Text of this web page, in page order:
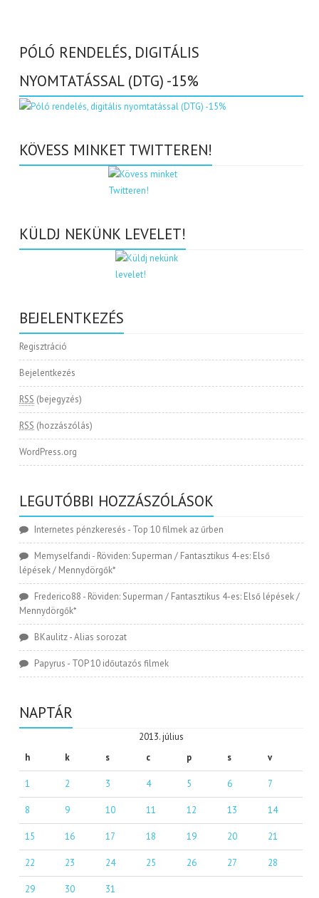
PÓLÓ RENDELÉS, DIGITÁLIS
NYOMTATÁSSAL (DTG) -15%
KÖVESS MINKET TWITTEREN!
KÜLDJ NEKÜNK LEVELET!
BEJELENTKEZÉS
Regisztráció
Bejelentkezés
RSS (bejegyzés)
RSS (hozzászólás)
WordPress.org
LEGUTÓBBI HOZZÁSZÓLÁSOK
Internetes pénzkeresés - Top 10 filmek az űrben
Memyselfandi - Röviden: Superman / Fantasztikus 4-es: Első
lépések / Mennydörgők*
Frederico88 - Röviden: Superman / Fantasztikus 4-es: Első lépések /
Mennydörgők*
BKaulitz-Alias sorozat
Papyrus - TOP 10 időutazós filmek
NAPTÁR
2013. július
h
k s c p s v
1 2 3 4 5 6 7
8 9 10 11 12 13 14
15 16 17 18 19 20 21
22 23 24 25 26 27 28
29 30 31